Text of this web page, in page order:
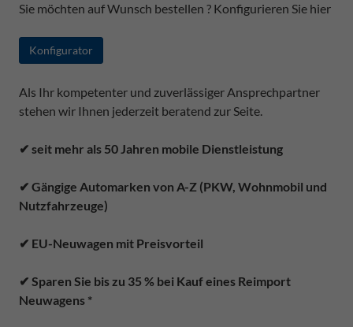
Sie möchten auf Wunsch bestellen ? Konfigurieren Sie hier
Konfigurator
Als Ihr kompetenter und zuverlässiger Ansprechpartner
stehen wir Ihnen jederzeit beratend zur Seite.
✔ seit mehr als 50 Jahren mobile Dienstleistung
✔ Gängige Automarken von A-Z (PKW, Wohnmobil und
Nutzfahrzeuge)
✔ EU-Neuwagen mit Preisvorteil
✔ Sparen Sie bis zu 35 % bei Kauf eines Reimport
Neuwagens *